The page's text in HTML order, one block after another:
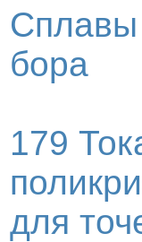
Сплавы
бора
179
для